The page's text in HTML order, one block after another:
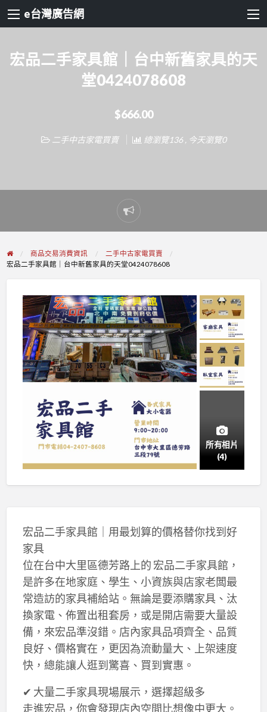
e台灣廣告網
宏品二手家具館｜台中新舊家具的天
堂0424078608
$666.00
二手中古家電買賣 總瀏覽136 , 今天瀏覽0
Report
problem
商品交易消費資訊
二手中古家電買賣
宏品二手家具館｜台中新舊家具的天堂0424078608
所有相片
(4)
宏品二手家具館｜用最划算的價格替你找到好
家具
位在台中大里區德芳路上的 宏品二手家具館，
是許多在地家庭、學生、小資族與店家老闆最
常造訪的家具補給站。無論是要添購家具、汰
換家電、佈置出租套房，或是開店需要大量設
備，來宏品準沒錯。店內家具品項齊全、品質
良好、價格實在，更因為流動量大、上架速度
快，總能讓人逛到驚喜、買到實惠。
✔ 大量二手家具現場展示，選擇超級多
走進宏品，你會發現店內空間比想像中更大。